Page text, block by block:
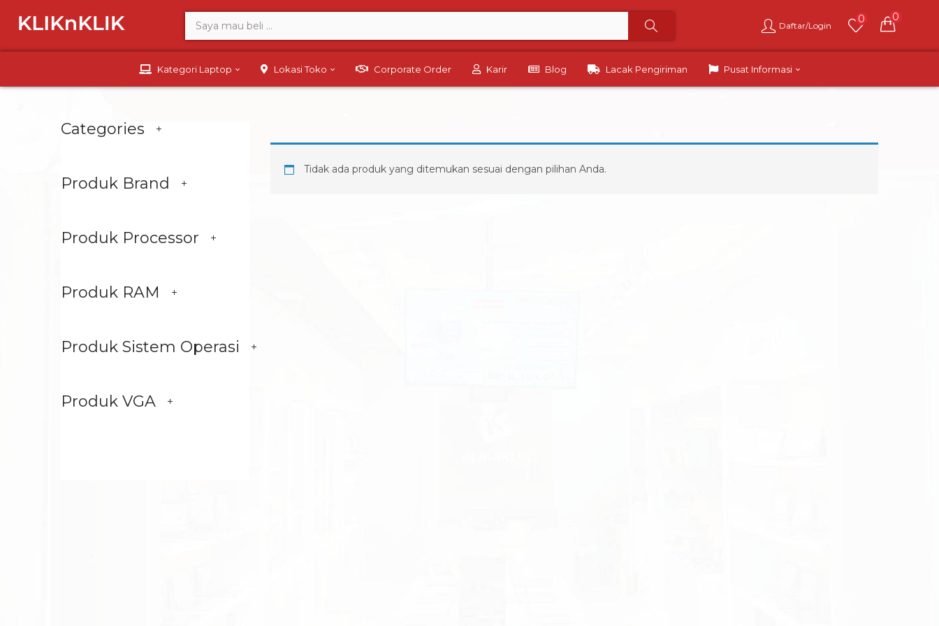
Daftar/Login
0 0
Kategori Laptop Lokasi Toko Corporate Order Karir Blog Lacak Pengiriman Pusat Informasi
Categories
Produk Brand
Produk Processor
Produk RAM
Produk Sistem Operasi
Produk VGA
Tidak ada produk yang ditemukan sesuai dengan pilihan Anda.